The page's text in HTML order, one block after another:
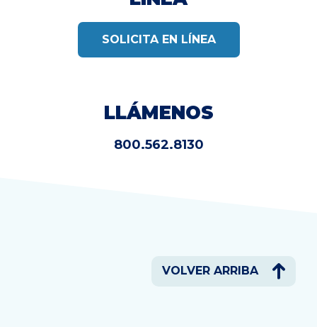
SOLICITA EN LÍNEA
LLÁMENOS
800.562.8130
VOLVER ARRIBA